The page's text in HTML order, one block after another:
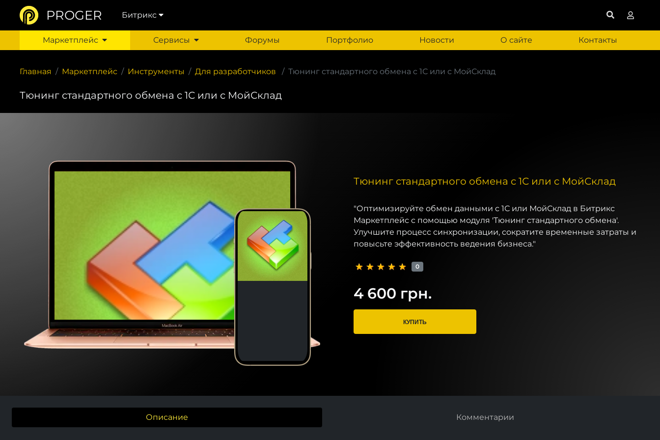
PROGER Битрикс
Маркетплейс Сервисы Форумы Портфолио Новости О сайте Контакты
Главная Маркетплейс Инструменты Для разработчиков Тюнинг стандартного обмена с 1С или с МойСклад
Тюнинг стандартного обмена с 1С или с МойСклад
Тюнинг стандартного обмена с 1С или с МойСклад
"Оптимизируйте обмен данными с 1С или МойСклад в Битрикс
Маркетплейс с помощью модуля 'Тюнинг стандартного обмена'.
Улучшите процесс синхронизации, сократите временные затраты и
повысьте эффективность ведения бизнеса."
0
4 600 грн.
КУПИТЬ
Описание Комментарии